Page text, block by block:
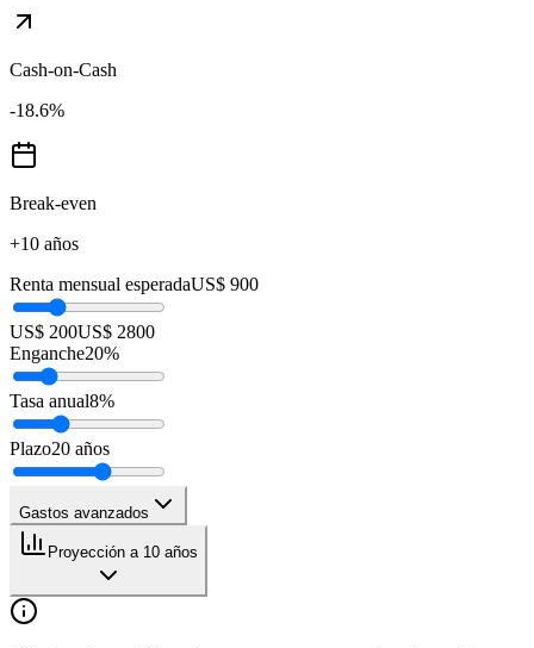
Cash-on-Cash
-18.6%
Break-even
+10 años
Renta mensual esperadaUS$ 900
US$ 200US$ 2800
Enganche20%
Tasa anual8%
Plazo20 años
Gastos avanzados
Proyección a 10 años